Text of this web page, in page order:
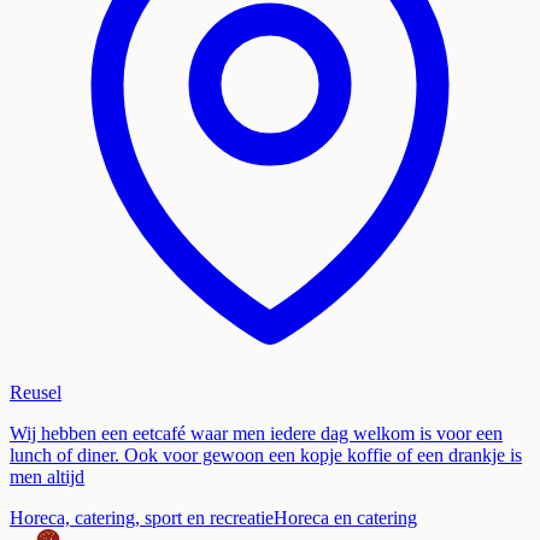
Reusel
Wij hebben een eetcafé waar men iedere dag welkom is voor een
lunch of diner. Ook voor gewoon een kopje koffie of een drankje is
men altijd
Horeca, catering, sport en recreatieHoreca en catering